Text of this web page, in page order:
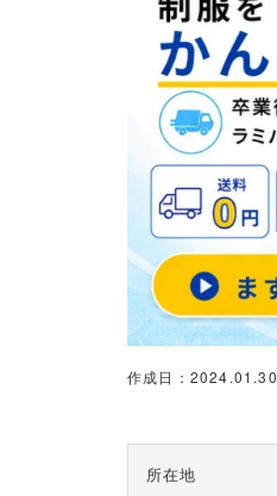
作成日：2024.01.30
所在地